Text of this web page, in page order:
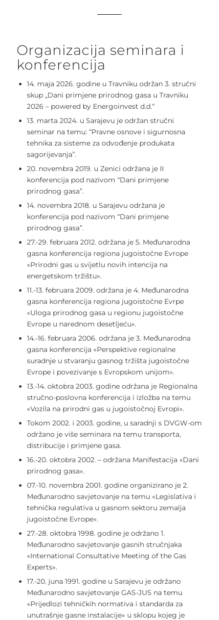
Organizacija seminara i
konferencija
14. maja 2026. godine u Travniku održan 3. stručni
skup „Dani primjene prirodnog gasa u Travniku
2026 – powered by Energoinvest d.d.“
13. marta 2024. u Sarajevu je održan stručni
seminar na temu: “Pravne osnove i sigurnosna
tehnika za sisteme za odvođenje produkata
sagorijevanja”.
20. novembra 2019. u Zenici održana je II
konferencija pod nazivom “Dani primjene
prirodnog gasa”.
14. novembra 2018. u Sarajevu održana je
konferencija pod nazivom “Dani primjene
prirodnog gasa”.
27.-29. februara 2012. održana je 5. Međunarodna
gasna konferencija regiona jugoistočne Evrope
«Prirodni gas u svijetlu novih intencija na
energetskom tržištu».
11.-13. februara 2009. održana je 4. Međunarodna
gasna konferencija regiona jugoistočne Evrpe
«Uloga prirodnog gasa u regionu jugoistočne
Evrope u narednom desetljeću».
14.-16. februara 2006. održana je 3. Međunarodna
gasna konferencija «Perspektive regionalne
suradnje u stvaranju gasnog tržišta jugoistočne
Evrope i povezivanje s Evropskom unijom».
13.-14. oktobra 2003. godine održana je Regionalna
stručno-poslovna konferencija i izložba na temu
«Vozila na prirodni gas u jugoistočnoj Evropi».
Tokom 2002. i 2003. godine, u saradnji s DVGW-om
održano je više seminara na temu transporta,
distribucije i primjene gasa.
16.-20. oktobra 2002. – održana Manifestacija «Dani
prirodnog gasa».
07.-10. novembra 2001. godine organizirano je 2.
Međunarodno savjetovanje na temu «Legislativa i
tehnička regulativa u gasnom sektoru zemalja
jugoistočne Evrope».
27.-28. oktobra 1998. godine je održano 1.
Međunarodno savjetovanje gasnih stručnjaka
«International Consultative Meeting of the Gas
Experts».
17.-20. juna 1991. godine u Sarajevu je održano
Međunarodno savjetovanje GAS-JUS na temu
«Prijedlozi tehničkih normativa i standarda za
unutrašnje gasne instalacije» u sklopu kojeg je